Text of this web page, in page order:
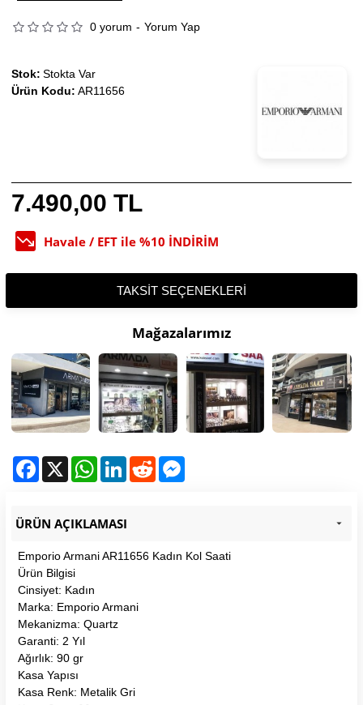
0 yorum - Yorum Yap
7.490,00 TL
Havale / EFT ile %10 İNDİRİM
Stok: Stokta Var
Ürün Kodu: AR11656
TAKSIT SEÇENEKLERI
Mağazalarımız
Facebook
X WhatsAppLinkedInReddit
ÜRÜN AÇIKLAMASI
Emporio Armani AR11656 Kadın Kol Saati
Ürün Bilgisi
Cinsiyet: Kadın
Marka: Emporio Armani
Mekanizma: Quartz
Garanti: 2 Yıl
Ağırlık: 90 gr
Kasa Yapısı
Kasa Renk: Metalik Gri